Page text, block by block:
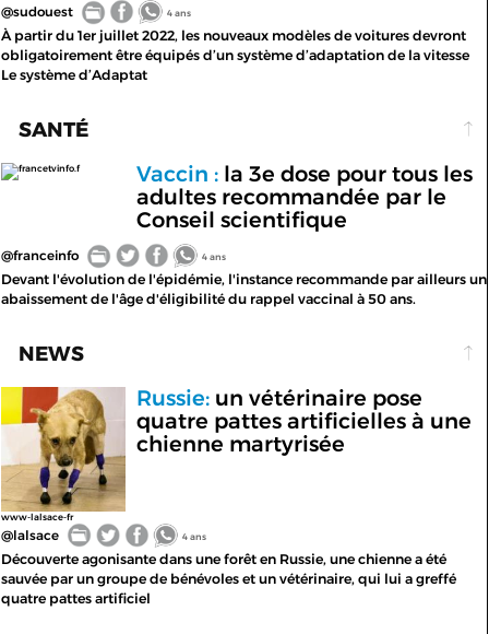
@sudouest 4 ans
À partir du 1er juillet 2022, les nouveaux modèles de voitures devront
obligatoirement être équipés d’un système d’adaptation de la vitesse
Le système d’Adaptat
SANTÉ
francetvinfo.f Vaccin :la 3e dose pour tous les
adultes recommandée par le
Conseil scientifique
@franceinfo 4 ans
Devant l'évolution de l'épidémie, l'instance recommande par ailleurs un
abaissement de l'âge d'éligibilité du rappel vaccinal à 50 ans.
NEWS
www-lalsace-fr
Russie:un vétérinaire pose
quatre pattes artificielles à une
chienne martyrisée
@lalsace 4 ans
Découverte agonisante dans une forêt en Russie, une chienne a été
sauvée par un groupe de bénévoles et un vétérinaire, qui lui a greffé
quatre pattes artificiel